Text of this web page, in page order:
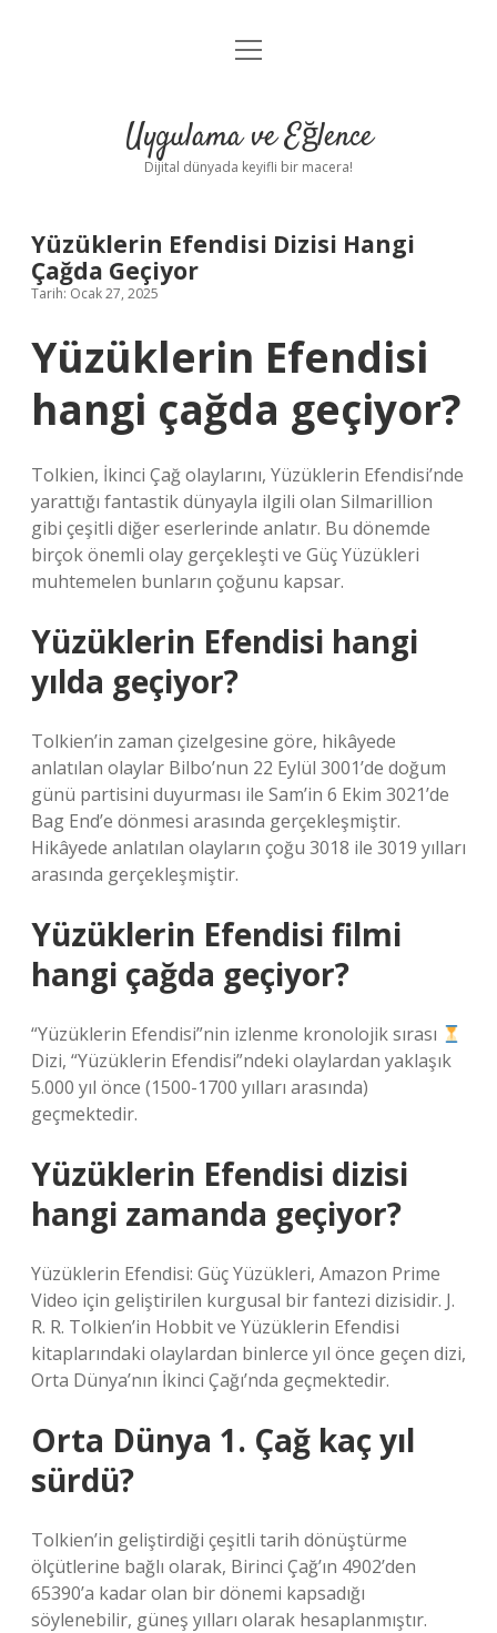
Anasayfa
Yasal Uyarı
menüyü
Uygulama ve Eğlence
Dijital dünyada keyifli bir macera!
Yüzüklerin Efendisi Dizisi Hangi
Çağda Geçiyor
Tarih: Ocak 27, 2025
Yüzüklerin Efendisi
hangi çağda geçiyor?
Tolkien, İkinci Çağ olaylarını, Yüzüklerin Efendisi’nde
yarattığı fantastik dünyayla ilgili olan Silmarillion
gibi çeşitli diğer eserlerinde anlatır. Bu dönemde
birçok önemli olay gerçekleşti ve Güç Yüzükleri
muhtemelen bunların çoğunu kapsar.
Yüzüklerin Efendisi hangi
yılda geçiyor?
Tolkien’in zaman çizelgesine göre, hikâyede
anlatılan olaylar Bilbo’nun 22 Eylül 3001’de doğum
günü partisini duyurması ile Sam’in 6 Ekim 3021’de
Bag End’e dönmesi arasında gerçekleşmiştir.
Hikâyede anlatılan olayların çoğu 3018 ile 3019 yılları
arasında gerçekleşmiştir.
Yüzüklerin Efendisi filmi
hangi çağda geçiyor?
“Yüzüklerin Efendisi”nin izlenme kronolojik sırası
Dizi, “Yüzüklerin Efendisi”ndeki olaylardan yaklaşık
5.000 yıl önce (1500-1700 yılları arasında)
geçmektedir.
Yüzüklerin Efendisi dizisi
hangi zamanda geçiyor?
Yüzüklerin Efendisi: Güç Yüzükleri, Amazon Prime
Video için geliştirilen kurgusal bir fantezi dizisidir. J.
R. R. Tolkien’in Hobbit ve Yüzüklerin Efendisi
kitaplarındaki olaylardan binlerce yıl önce geçen dizi,
Orta Dünya’nın İkinci Çağı’nda geçmektedir.
Orta Dünya 1. Çağ kaç yıl
sürdü?
Tolkien’in geliştirdiği çeşitli tarih dönüştürme
ölçütlerine bağlı olarak, Birinci Çağ’ın 4902’den
65390’a kadar olan bir dönemi kapsadığı
söylenebilir, güneş yılları olarak hesaplanmıştır.